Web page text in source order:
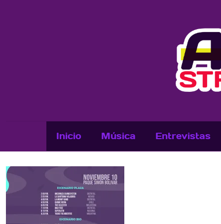
Inicio Música Entrevistas